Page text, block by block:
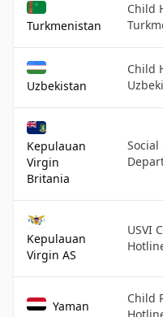
Turkmenistan
Child
Uzbekistan
Child
Kepulauan
Virgin
Britania
Kepulauan
Virgin AS
USVI
Yaman
Child